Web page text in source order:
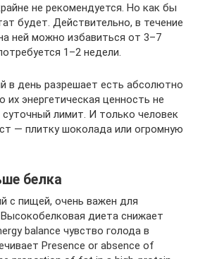
не рекомендуется. Но как бы
будет. Действительно, в течение
ней можно избавиться от 3–7
1–2 недели.
в день разрешает есть абсолютно
энергетическая ценность не
лимит. И только человек
— плитку шоколада или огромную
белка
с пищей, очень важен для
диета снижает
balance чувство голода в
Presence or absence of